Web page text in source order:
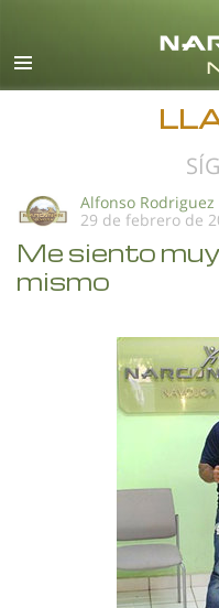
Alfonso Rodriguez
29 de febrero de
Me siento
mismo